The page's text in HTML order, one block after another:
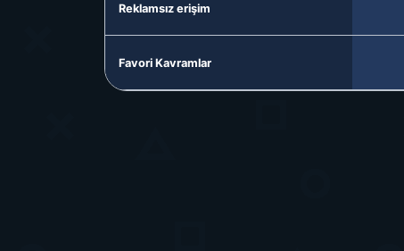
Reklamsız erişim
Favori Kavramlar